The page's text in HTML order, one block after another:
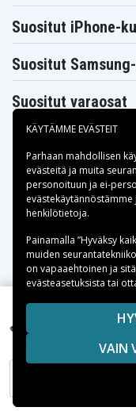
Akku korvaa:
10000058
51015404
BEA2401
EBA2309
SL260
Akku on
Agfeo DECT 60
Alcatel 8232
Alcatel 8234
DECT
Alcatel 8254
DECT
Alcatel DECT
8232S
Alinco DJ-CH20
Alinco DJ-
Suositut iPhone-
Suositut
Suositut varaosat
Maksuvaihtoehdot
Toimitusvaihtoehdot
SIVULLA MAINITUT
KÄYTÄMME EVÄSTEIT
Parhaan mahdollisen
evästeitä ja muita
personoituun ja ei-
evästekäytännöstämme
henkilötietoja.
Painamalla ”Hyväksy
muiden
on vapaaehtoinen ja
evästeasetuksista tai
VAIN